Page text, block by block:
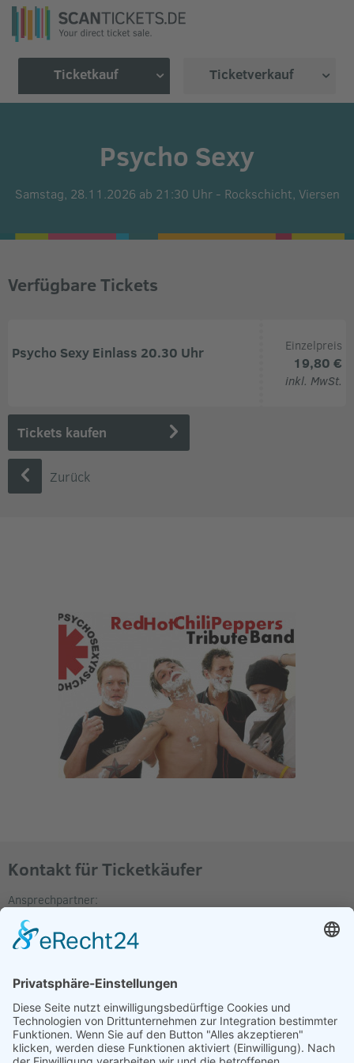
Ticketkauf Ticketverkauf
Psycho Sexy
Samstag, 28.11.2026 ab 21:30 Uhr - Rockschicht, Viersen
Verfügbare Tickets
Psycho Sexy Einlass 20.30 Uhr Einzelpreis
19,80 €
inkl. MwSt.
Tickets kaufen
Zurück
Kontakt für Ticketkäufer
Ansprechpartner:
Hotline:
01629311700
E-Mail:
rockschichtgbr@web.de
Location